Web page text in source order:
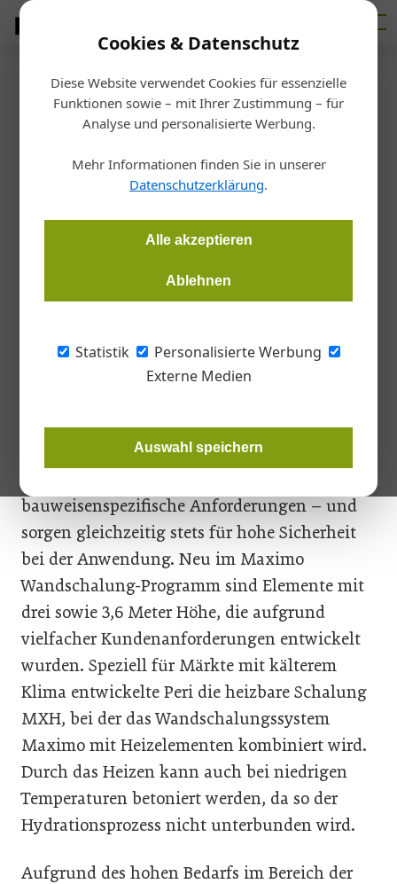
Cookies & Datenschutz
Diese Website verwendet Cookies für essenzielle
Funktionen sowie – mit Ihrer Zustimmung – für
Analyse und personalisierte Werbung.
Mehr Informationen finden Sie in unserer
Datenschutzerklärung.
Alle akzeptieren
Ablehnen
Statistik
Personalisierte Werbung
Externe Medien
Auswahl speichern
Startseite /Markt
Schalungs- und Gerüsttechnik
mit System
Peri setzt bei seinen Produktneuheiten auf Sicherheit und
Kundenwünsche.
Auf 4.200 Quadratmeter präsentiert Peri seine
neueste Schalungs- und Gerüsttechnik. Im
Systemergänzungen. Die Entwicklungen im
Traggerüstebau berücksichtigen
bauweisenspezifische Anforderungen – und
sorgen gleichzeitig stets für hohe Sicherheit
bei der Anwendung. Neu im Maximo
Wandschalung-Programm sind Elemente mit
drei sowie 3,6 Meter Höhe, die aufgrund
vielfacher Kundenanforderungen entwickelt
wurden. Speziell für Märkte mit kälterem
Klima entwickelte Peri die heizbare Schalung
MXH, bei der das Wandschalungssystem
Maximo mit Heizelementen kombiniert wird.
Durch das Heizen kann auch bei niedrigen
Temperaturen betoniert werden, da so der
Hydrationsprozess nicht unterbunden wird.
Aufgrund des hohen Bedarfs im Bereich der